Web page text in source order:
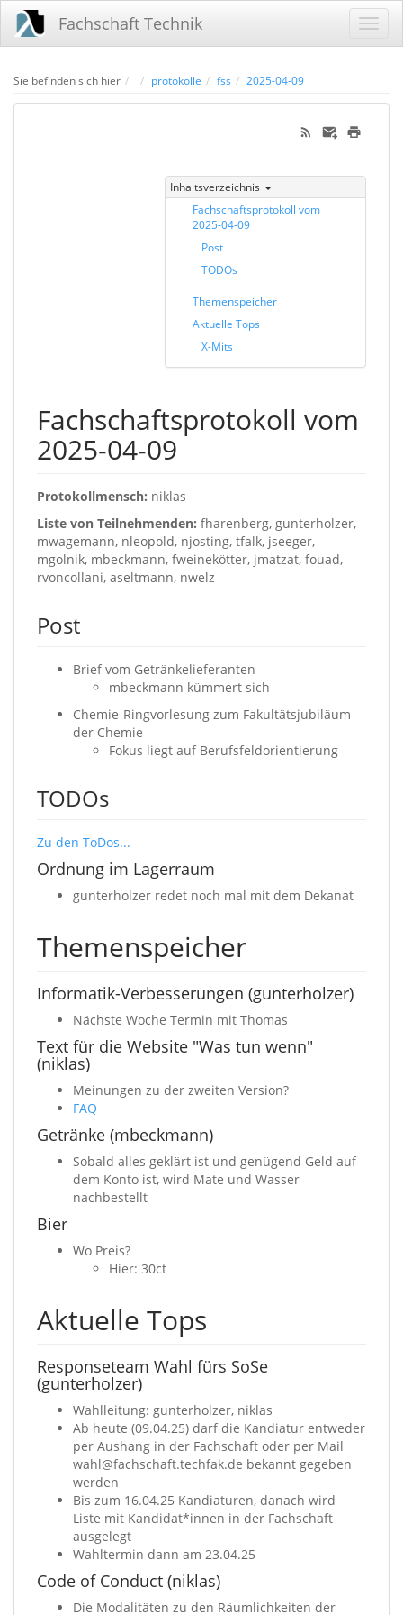
Fachschaft Technik
Sie befinden sich hier Homeprotokolle fss 2025-04-09
Inhaltsverzeichnis
Fachschaftsprotokoll vom
2025-04-09
Post
TODOs
Themenspeicher
Aktuelle Tops
X-Mits
Fachschaftsprotokoll vom
2025-04-09
Protokollmensch: niklas
Liste von Teilnehmenden: fharenberg, gunterholzer,
mwagemann, nleopold, njosting, tfalk, jseeger,
mgolnik, mbeckmann, fweinekötter, jmatzat, fouad,
rvoncollani, aseltmann, nwelz
Post
Brief vom Getränkelieferanten
mbeckmann kümmert sich
Chemie-Ringvorlesung zum Fakultätsjubiläum
der Chemie
Fokus liegt auf Berufsfeldorientierung
TODOs
Zu den ToDos...
Ordnung im Lagerraum
gunterholzer redet noch mal mit dem Dekanat
Themenspeicher
Informatik-Verbesserungen (gunterholzer)
Nächste Woche Termin mit Thomas
Text für die Website "Was tun wenn"
(niklas)
Meinungen zu der zweiten Version?
FAQ
Getränke (mbeckmann)
Sobald alles geklärt ist und genügend Geld auf
dem Konto ist, wird Mate und Wasser
nachbestellt
Bier
Wo Preis?
Hier: 30ct
Aktuelle Tops
Responseteam Wahl fürs SoSe
(gunterholzer)
Wahlleitung: gunterholzer, niklas
Ab heute (09.04.25) darf die Kandiatur entweder
per Aushang in der Fachschaft oder per Mail
wahl@fachschaft.techfak.de bekannt gegeben
werden
Bis zum 16.04.25 Kandiaturen, danach wird
Liste mit Kandidat*innen in der Fachschaft
ausgelegt
Wahltermin dann am 23.04.25
Code of Conduct (niklas)
Die Modalitäten zu den Räumlichkeiten der